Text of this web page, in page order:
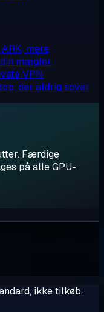
mere
mægler
VPN
der aldrig sover
Færdige
på alle GPU-
ikke tilkøb.